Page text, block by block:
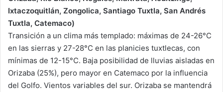
Ixtaczoquitlán, Zongolica, Santiago Tuxtla, San Andrés
Tuxtla, Catemaco)
Transición a un clima más templado: máximas de 24-26°C
en las sierras y 27-28°C en las planicies tuxtlecas, con
mínimas de 12-15°C. Baja posibilidad de lluvias aisladas en
Orizaba (25%), pero mayor en Catemaco por la influencia
del Golfo. Vientos variables del sur. Orizaba se mantendrá